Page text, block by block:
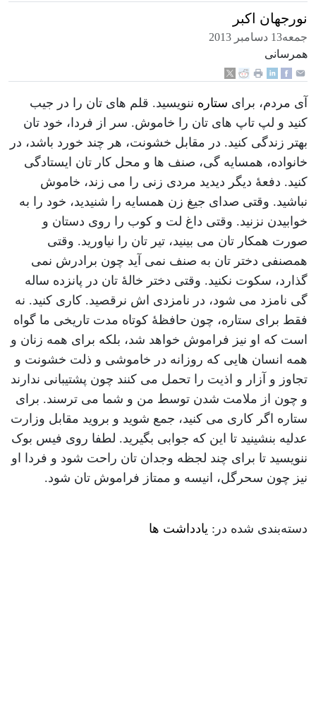
نورجهان اکبر
جمعه13 دسامبر 2013
همرسانی
آی مردم، برای ستاره ننویسید. قلم های تان را در جیب
کنید و لپ تاپ های تان را خاموش. سر از فردا، خود تان
بهتر زندگی کنید. در مقابل خشونت، هر چند خورد باشد، در
خانواده، همسایه گی، صنف ها و محل کار تان ایستادگی
کنید. دفعۀ دیگر دیدید مردی زنی را می زند، خاموش
نباشید. وقتی صدای جیغ زن همسایه را شنیدید، خود را به
خوابیدن نزنید. وقتی داغ لت و کوب را روی دستان و
صورت همکار تان می بینید، تیر تان را نیاورید. وقتی
همصنفی دختر تان به صنف نمی آید چون برادرش نمی
گذارد، سکوت نکنید. وقتی دختر خالۀ تان در پانزده ساله
گی نامزد می شود، در نامزدی اش نرقصید. کاری کنید. نه
فقط برای ستاره، چون حافظۀ کوتاه مدت تاریخی ما گواه
است که او نیز فراموش خواهد شد، بلکه برای همه زنان و
همه انسان هایی که روزانه در خاموشی و ذلت خشونت و
تجاوز و آزار و اذیت را تحمل می کنند چون پشتیبانی ندارند
و چون از ملامت شدن توسط من و شما می ترسند. برای
ستاره اگر کاری می کنید، جمع شوید و بروید مقابل وزارت
عدلیه بنشینید تا این که جوابی بگیرید. لطفا روی فیس بوک
ننویسید تا برای چند لجظه وجدان تان راحت شود و فردا او
نیز چون سحرگل، انیسه و ممتاز فراموش تان شود.
دسته‌بندی شده در: یادداشت ها